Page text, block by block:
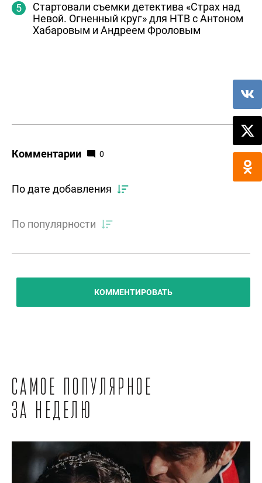
Стартовали съемки детектива «Страх над
Невой. Огненный круг» для НТВ с Антоном
Хабаровым и Андреем Фроловым
Комментарии 0
По дате добавления
По популярности
КОММЕНТИРОВАТЬ
Самое популярное
за неделю